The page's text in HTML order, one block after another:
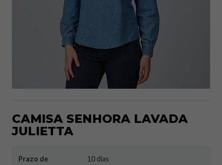
CAMISA SENHORA LAVADA
JULIETTA
Prazo de
10 dias